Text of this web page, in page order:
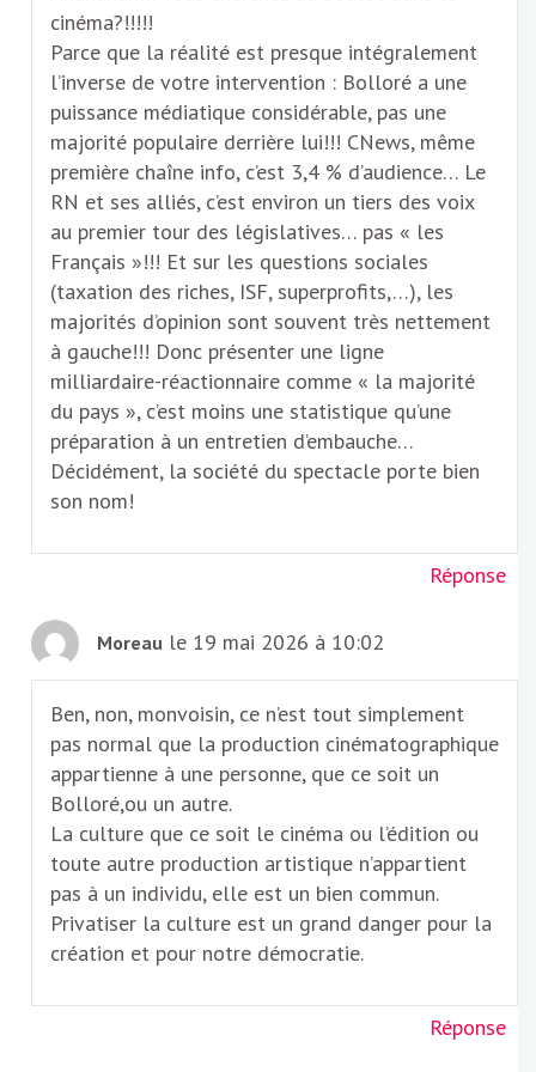
cinéma?!!!!!
Parce que la réalité est presque intégralement
l’inverse de votre intervention : Bolloré a une
puissance médiatique considérable, pas une
majorité populaire derrière lui!!! CNews, même
première chaîne info, c’est 3,4 % d’audience… Le
RN et ses alliés, c’est environ un tiers des voix
au premier tour des législatives… pas « les
Français »!!! Et sur les questions sociales
(taxation des riches, ISF, superprofits,…), les
majorités d’opinion sont souvent très nettement
à gauche!!! Donc présenter une ligne
milliardaire-réactionnaire comme « la majorité
du pays », c’est moins une statistique qu’une
préparation à un entretien d’embauche…
Décidément, la société du spectacle porte bien
son nom!
Réponse
Moreau le 19 mai 2026 à 10:02
Ben, non, monvoisin, ce n’est tout simplement
pas normal que la production cinématographique
appartienne à une personne, que ce soit un
Bolloré,ou un autre.
La culture que ce soit le cinéma ou l’édition ou
toute autre production artistique n’appartient
pas à un individu, elle est un bien commun.
Privatiser la culture est un grand danger pour la
création et pour notre démocratie.
Réponse